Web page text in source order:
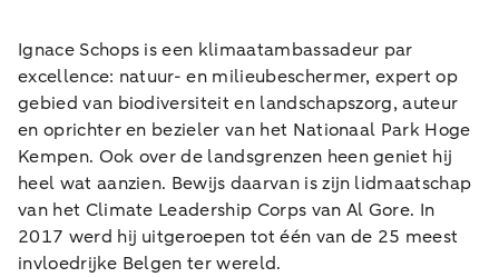
Ignace Schops is een klimaatambassadeur par
excellence: natuur- en milieubeschermer, expert op
gebied van biodiversiteit en landschapszorg, auteur
en oprichter en bezieler van het Nationaal Park Hoge
Kempen. Ook over de landsgrenzen heen geniet hij
heel wat aanzien. Bewijs daarvan is zijn lidmaatschap
van het Climate Leadership Corps van Al Gore. In
2017 werd hij uitgeroepen tot één van de 25 meest
invloedrijke Belgen ter wereld.